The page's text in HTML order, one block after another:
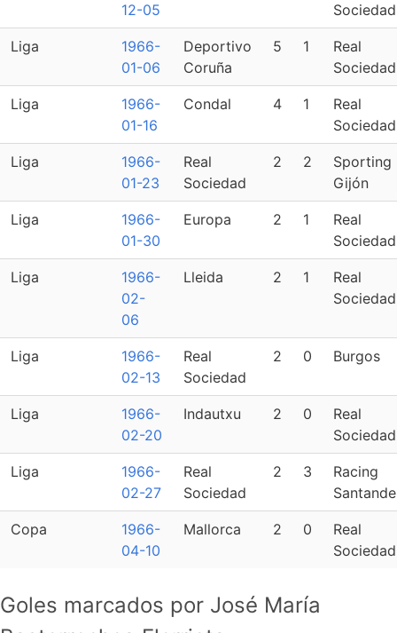
12-05
Sociedad
Liga
1966-
01-06
Deportivo
Coruña
5 1
Real
Sociedad
Liga
1966-
01-16
Condal 4 1
Real
Sociedad
Liga
1966-
01-23
Real
Sociedad
2 2
Sporting
Gijón
Liga
1966-
01-30
Europa 2 1
Real
Sociedad
Liga
1966-
02-
06
Lleida 2 1
Real
Sociedad
Liga
1966-
02-13
Real
Sociedad
2 0 Burgos
Liga
1966-
02-20
Indautxu 2 0
Real
Sociedad
Liga
1966-
02-27
Real
Sociedad
2 3
Racing
Copa
1966-
04-10
Mallorca 2 0
Real
Sociedad
Goles marcados por José María